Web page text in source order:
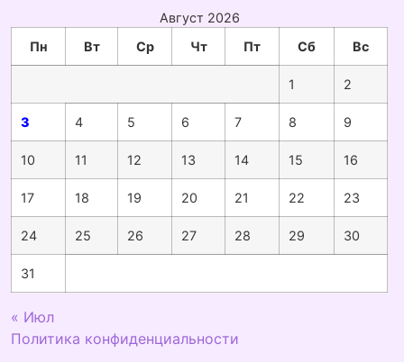
Август 2026
Пн
Вт Ср Чт Пт Сб Вс
1 2
3 4 5 6 7 8 9
10 11 12 13 14 15 16
17 18 19 20 21 22 23
24 25 26 27 28 29 30
31
« Июл
Политика конфиденциальности